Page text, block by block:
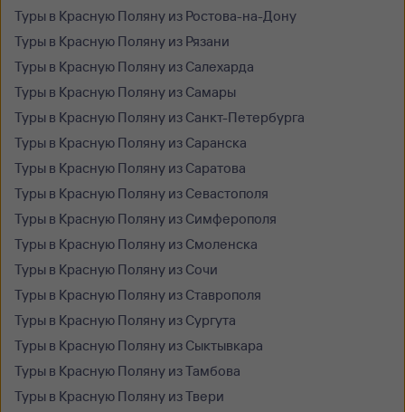
Туры в Красную Поляну из Ростова-на-Дону
Туры в Красную Поляну из Рязани
Туры в Красную Поляну из Салехарда
Туры в Красную Поляну из Самары
Туры в Красную Поляну из Санкт-Петербурга
Туры в Красную Поляну из Саранска
Туры в Красную Поляну из Саратова
Туры в Красную Поляну из Севастополя
Туры в Красную Поляну из Симферополя
Туры в Красную Поляну из Смоленска
Туры в Красную Поляну из Сочи
Туры в Красную Поляну из Ставрополя
Туры в Красную Поляну из Сургута
Туры в Красную Поляну из Сыктывкара
Туры в Красную Поляну из Тамбова
Туры в Красную Поляну из Твери